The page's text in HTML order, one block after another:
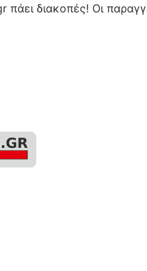
πάει διακοπές! Οι